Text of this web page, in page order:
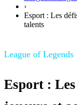
›
Esport : Les
talents
League of Legends
Esport : Les